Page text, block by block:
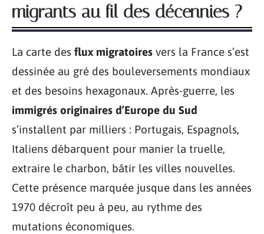
migrants au fil des décennies ?
La carte des flux migratoires vers la France s’est
dessinée au gré des bouleversements mondiaux
et des besoins hexagonaux. Après-guerre, les
immigrés originaires d’Europe du Sud
s’installent par milliers : Portugais, Espagnols,
Italiens débarquent pour manier la truelle,
extraire le charbon, bâtir les villes nouvelles.
Cette présence marquée jusque dans les années
1970 décroît peu à peu, au rythme des
mutations économiques.